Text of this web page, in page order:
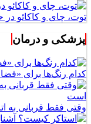
توت، چای و کاکائو
پزشکی و درمان
کدام رنگ‌ها برای
وقتی فقط قربانی به